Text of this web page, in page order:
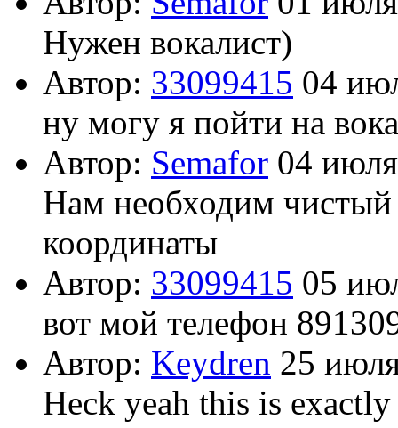
Нужен вокалист)
Автор: 33099415 04
ну могу я пойти на
Автор: Semafor 04
Нам необходим
координаты
Автор: 33099415 05
вот мой телефон
Автор: Keydren 25
Heck yeah this is